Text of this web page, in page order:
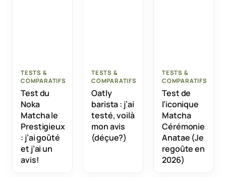
TESTS &
COMPARATIFS
Test du
Noka
Matcha le
Prestigieux
: j’ai goûté
et j’ai un
avis!
TESTS &
COMPARATIFS
Oatly
barista : j’ai
testé, voilà
mon avis
(déçue?)
TESTS &
COMPARATIFS
Test de
l’iconique
Matcha
Cérémonie
Anatae (Je
regoûte en
2026)